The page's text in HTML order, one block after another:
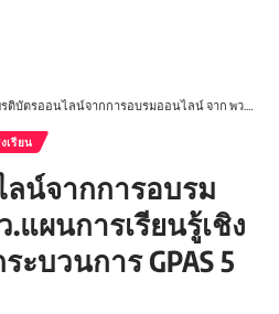
ตรออนไลน์จากการอบรมออนไลน์ จาก พว.แผนการเรียนรู้เชิงรุกสร้างได้ด้วยกระบวนการ GPAS 5 Steps
เรียน
ลน์จากการอบรม
แผนการเรียนรู้เชิง
ะบวนการ GPAS 5